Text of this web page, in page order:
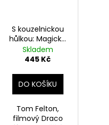
S kouzelnickou
hůlkou: Magické
dospívání
filmového
Skladem
445 Kč
DO KOŠÍKU
Tom Felton,
filmový Draco